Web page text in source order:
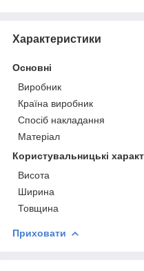
Характеристики
Основні
Виробник
Країна виробник
Спосіб накладання
Матеріал
Користувальницькі
Висота
Ширина
Товщина
Приховати